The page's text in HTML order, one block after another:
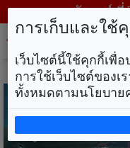
วันศุกร์ ที่
การเก็บและใช้
เว็บไซต์นี้ใช้คุกกี้เพื่
การใช้เว็บไซต์ของ
ทั้งหมดตามนโยบาย